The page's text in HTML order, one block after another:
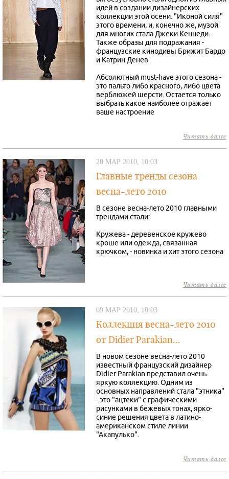
идей в создании дизайнерских
коллекции этой осени. "Иконой силя"
этого времени, и, конечно же, музой
для многих стала Джеки Кеннеди.
Также образы для подражания -
французские кинодивы Брижит Бардо
и Катрин Денев
Абсолютный must-have этого сезона -
это пальто либо красного, либо цвета
верблюжей шерсти. Остается только
выбрать какое наиболее отражает
ваше настроение
Читать далее
20 МАР 2010, 10:03
Главные тренды сезона
весна-лето 2010
В сезоне весна-лето 2010 главными
трендами стали:
Кружева - деревенское кружево
кроше или одежда, связанная
крючком, - новинка и хит этого сезона
Читать далее
09 МАР 2010, 10:03
Коллекция весна-лето 2010
от Didier Parakian...
В новом сезоне весна-лето 2010
известный французский дизайнер
Didier Parakian представил очень
яркую коллекцию. Одним из
основных направлений стала "этника"
- это "ацтеки" с графическими
рисунками в бежевых тонах, ярко-
синие решения цвета в латино-
американском стиле линии
"Акапулько".
Читать далее